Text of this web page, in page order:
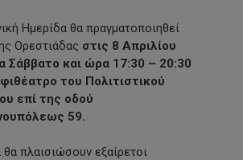
Ημερίδα θα πραγματοποιηθεί
Ορεστιάδας στις 8 Απριλίου
Σάββατο και ώρα 17:30 – 20:30
του Πολιτιστικού
επί της οδού
59.
πλαισιώσουν εξαίρετοι